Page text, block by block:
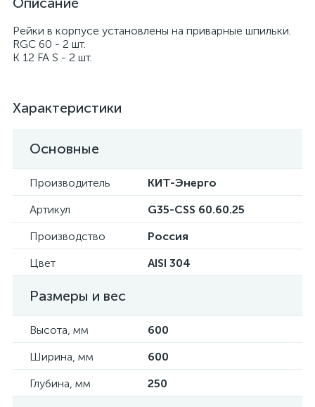
Рейки в корпусе установлены на приварные шпильки.
RGC 60 - 2 шт.
K 12 FA S - 2 шт.
Характеристики
Основные
Производитель
КИТ-Энерго
Артикул
G35-CSS 60.60.25
Производство
Россия
Цвет
AISI 304
Размеры и вес
Высота, мм
600
Ширина, мм
600
Глубина, мм
250